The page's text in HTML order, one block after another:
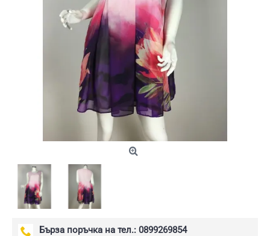
Бърза поръчка на тел.: 0899269854